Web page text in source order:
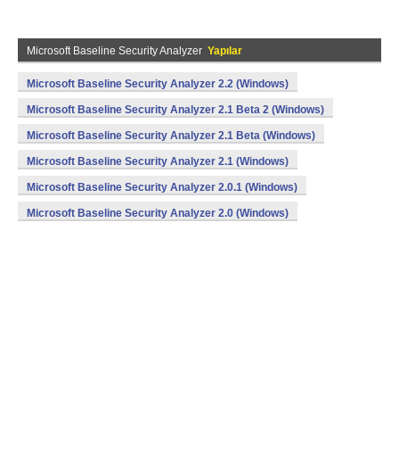
Microsoft Baseline Security Analyzer Yapılar
Microsoft Baseline Security Analyzer 2.2 (Windows)
Microsoft Baseline Security Analyzer 2.1 Beta 2 (Windows)
Microsoft Baseline Security Analyzer 2.1 Beta (Windows)
Microsoft Baseline Security Analyzer 2.1 (Windows)
Microsoft Baseline Security Analyzer 2.0.1 (Windows)
Microsoft Baseline Security Analyzer 2.0 (Windows)